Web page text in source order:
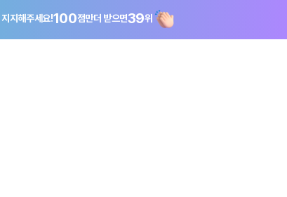
지지해주세요!100점만더 받으면39위